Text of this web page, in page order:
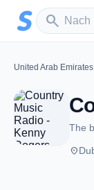
Zum Hauptinhalt
search
Sender
United Arab Emirates
place